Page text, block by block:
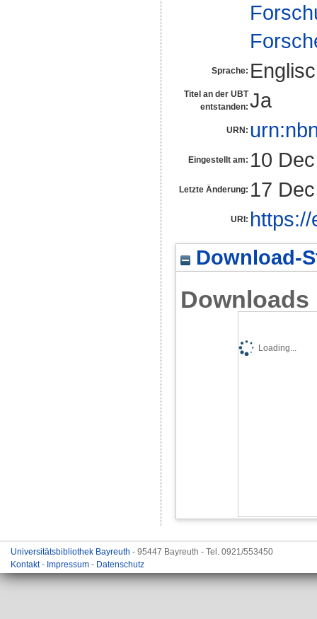
Sprache:
Titel an der UBT
entstanden: Ja
URN:
Eingestellt am: 10
Letzte Änderung: 17
URI:
Download-
Downloads
Loading...
Universitätsbibliothek Bayreuth - 95447 Bayreuth - Tel. 0921/553450
Kontakt- Impressum - Datenschutz